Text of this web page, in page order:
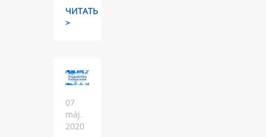
ЧИТАТЬ
>
07
máj.
2020